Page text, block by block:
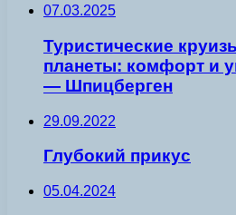
07.03.2025
Туристические
планеты: комфорт и
— Шпицберген
29.09.2022
Глубокий прикус
05.04.2024